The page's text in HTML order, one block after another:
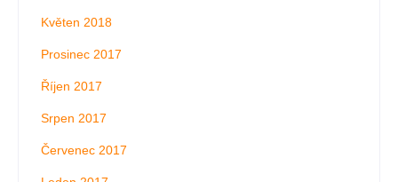
Květen 2018
Prosinec 2017
Říjen 2017
Srpen 2017
Červenec 2017